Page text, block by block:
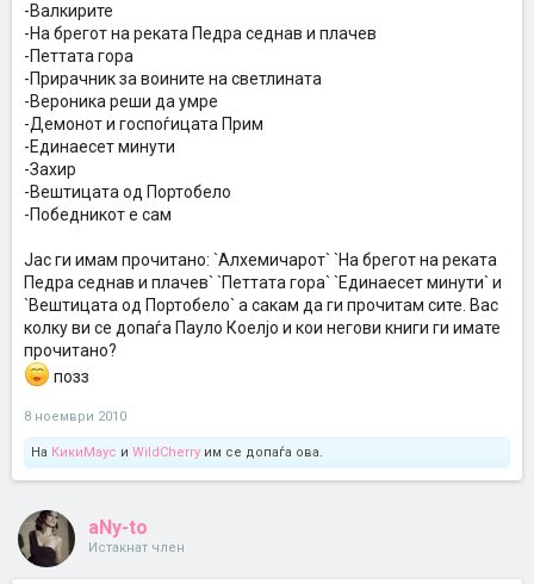
-Валкирите
-На брегот на реката Педра седнав и плачев
-Петтата гора
-Прирачник за воините на светлината
-Вероника реши да умре
-Демонот и госпоѓицата Прим
-Единаесет минути
-Захир
-Вештицата од Портобело
-Победникот е сам
Јас ги имам прочитано: `Алхемичарот` `На брегот на реката
Педра седнав и плачев` `Петтата гора` `Единаесет минути` и
`Вештицата од Портобело` а сакам да ги прочитам сите. Вас
колку ви се допаѓа Пауло Коелјо и кои негови книги ги имате
прочитано?
позз
8 ноември 2010
На КикиМаус и WildCherry им се допаѓа ова.
aNy-to
Истакнат член